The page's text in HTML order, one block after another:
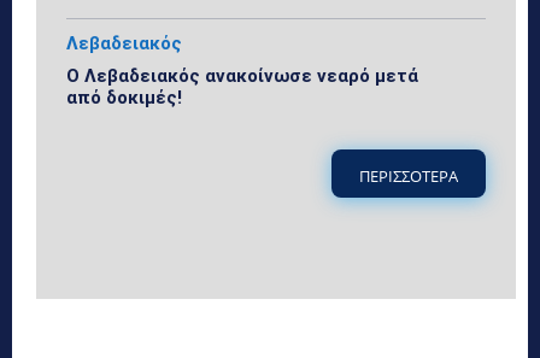
Λεβαδειακός
Ο Λεβαδειακός ανακοίνωσε νεαρό μετά
από δοκιμές!
ΠΕΡΙΣΣΟΤΕΡΑ